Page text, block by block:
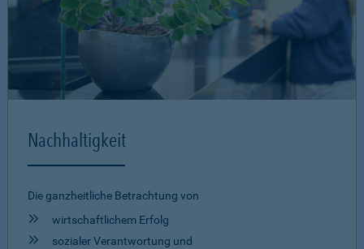
Nachhaltigkeit
Die ganzheitliche Betrachtung von
wirtschaftlichem Erfolg
sozialer Verantwortung und